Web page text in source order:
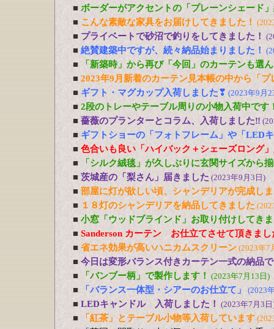
■ ボーダーがアクセントの「プレーンシェード
■ こんな素敵な家具をお届けしてきました！
■ プライベートで砂沼で釣りをしてきました！
■ 絶賛建築中ですが、続々納品始まりました！
■
「新築時」から再び「今回」のカーテンも選
■ 2023年9月新着のカーテン見本帳の中から「
■ ギフト・マグカップ入荷しました❣ (2023年9月
■ 2段のトレーやテーブル周りの小物入荷中です
■ 薔薇のプランターとコラム、入荷しました‼
■ ギフトショーの「フォトフレーム」や「LED
■ 色合いも良い「ハイバック＋シェーズロング
■
「シルク絨毯」が久しぶりに玄関サイズから
■ 茨城産の「梨さん」届きました (2023年9月3日)
■ 部屋に灯が欲しい頃、シャンデリアが完成し
■ １８灯のシャンデリアを納品してきました
■ 小窓「ウッドブラインド」お取り付けしてき
■ Sanderson カーテン お仕立てさせて頂きまし
■ 省エネ効果が高いハニカムスクリーン (2023年7
■ 今日は変形バランス付きカーテン一式の納品
■
「バンブー柄」で製作します！ (2023年7月13日)
■ 「バランス一体型・シアーのお仕立て」 (2023
■ LEDキャンドル 入荷しました！ (2023年7月3日
■ 「紅茶」とテーブル小物等入荷しています